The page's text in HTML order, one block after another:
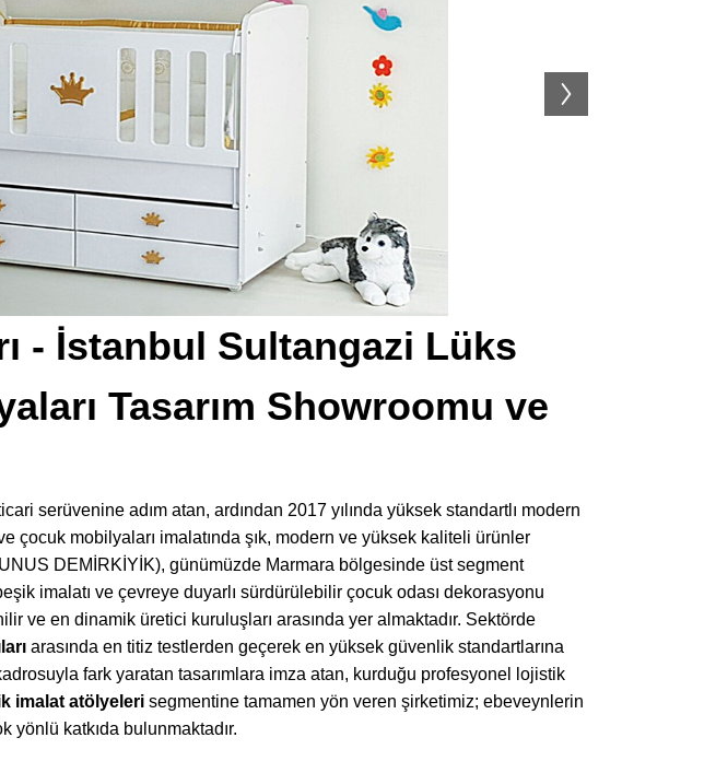
- İstanbul Sultangazi Lüks
Tasarım Showroomu ve
serüvenine adım atan, ardından 2017 yılında yüksek standartlı modern
mobilyaları imalatında şık, modern ve yüksek kaliteli ürünler
DEMİRKİYİK), günümüzde Marmara bölgesinde üst segment
imalatı ve çevreye duyarlı sürdürülebilir çocuk odası dekorasyonu
ve en dinamik üretici kuruluşları arasında yer almaktadır. Sektörde
arasında en titiz testlerden geçerek en yüksek güvenlik standartlarına
fark yaratan tasarımlara imza atan, kurduğu profesyonel lojistik
imalat atölyeleri segmentine tamamen yön veren şirketimiz; ebeveynlerin
yönlü katkıda bulunmaktadır.